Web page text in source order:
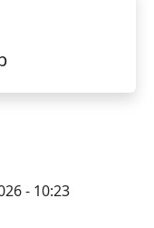
- 10:23